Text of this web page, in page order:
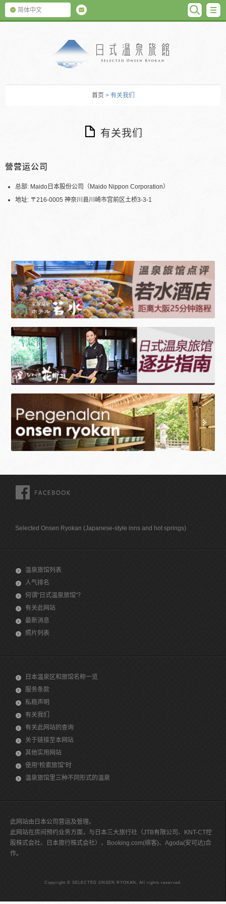
简体中文
首页 > 有关我们
有关我们
營营运公司
总部: Maido日本股份公司（Maido Nippon Corporation）
地址: 〒216-0005 神奈川县川崎市宫前区土桥3-3-1
Selected Onsen Ryokan (Japanese-style inns and hot springs)
温泉旅馆列表
人气排名
何谓"日式温泉旅馆"？
有关此网站
最新消息
照片列表
日本温泉区和旅馆名称一览
服务条款
私稳声明
有关我们
有关此网站的查询
关于链接至本网站
其他实用网站
使用“检索旅馆”时
温泉旅馆里三种不同形式的温泉
此网站由日本公司营运及管理。
此网站在房间预约业务方面，与日本三大旅行社（JTB有限公司、KNT-CT控
股株式会社、日本旅行株式会社）、Booking.com(缤客)、Agoda(安可达)合
作。
Copyright © SELECTED ONSEN RYOKAN, All rights reserved.